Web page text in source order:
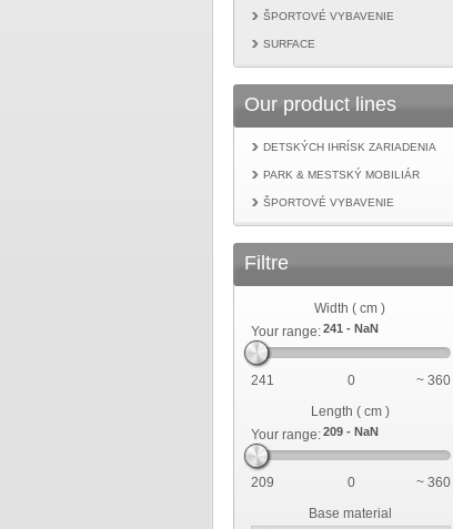
ŠPORTOVÉ VYBAVENIE
SURFACE
Our product lines
DETSKÝCH IHRÍSK ZARIADENIA
PARK & MESTSKÝ MOBILIÁR
ŠPORTOVÉ VYBAVENIE
Filtre
Width ( cm )
Your range:
241 0
~ 360
Length ( cm )
Your range:
209 0
~ 360
Base material